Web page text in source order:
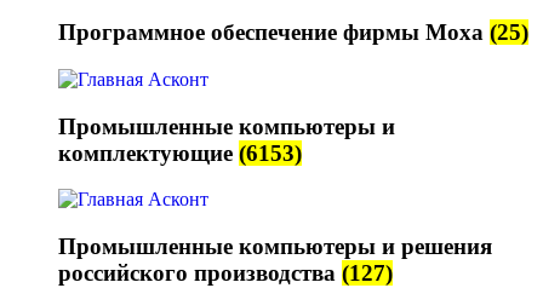
Программное обеспечение фирмы Moxa (25)
Промышленные компьютеры и
комплектующие (6153)
Промышленные компьютеры и решения
российского производства (127)